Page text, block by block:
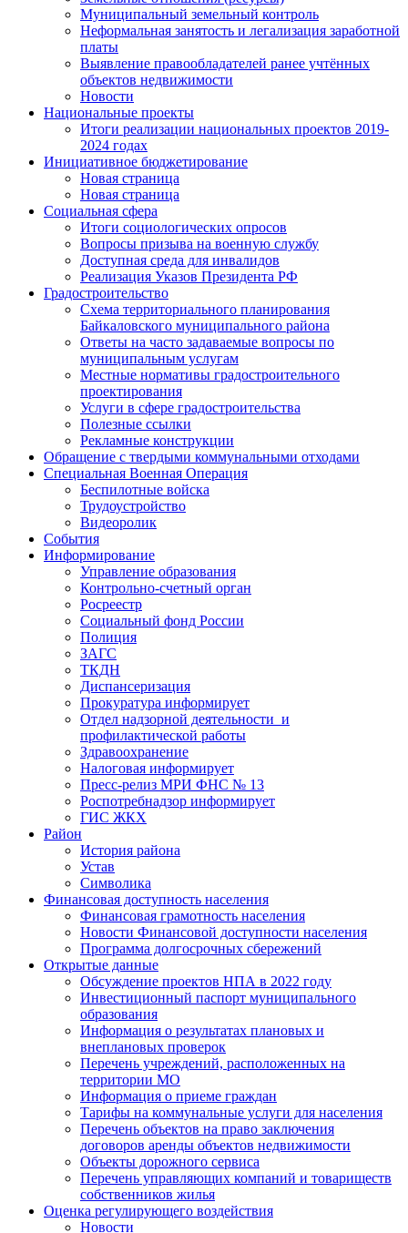
Муниципальный земельный контроль
Неформальная занятость и легализация заработной
платы
Выявление правообладателей ранее учтённых
объектов недвижимости
Новости
Национальные проекты
Итоги реализации национальных проектов 2019-
2024 годах
Инициативное бюджетирование
Новая страница
Новая страница
Социальная сфера
Итоги социологических опросов
Вопросы призыва на военную службу
Доступная среда для инвалидов
Реализация Указов Президента РФ
Градостроительство
Схема территориального планирования
Байкаловского муниципального района
Ответы на часто задаваемые вопросы по
муниципальным услугам
Местные нормативы градостроительного
проектирования
Услуги в сфере градостроительства
Полезные ссылки
Рекламные конструкции
Обращение с твердыми коммунальными отходами
Специальная Военная Операция
Беспилотные войска
Трудоустройство
Видеоролик
События
Информирование
Управление образования
Контрольно-счетный орган
Росреестр
Социальный фонд России
Полиция
ЗАГС
ТКДН
Диспансеризация
Прокуратура информирует
Отдел надзорной деятельности и
профилактической работы
Здравоохранение
Налоговая информирует
Пресс-релиз МРИ ФНС № 13
Роспотребнадзор информирует
ГИС ЖКХ
Район
История района
Устав
Символика
Финансовая доступность населения
Финансовая грамотность населения
Новости Финансовой доступности населения
Программа долгосрочных сбережений
Открытые данные
Обсуждение проектов НПА в 2022 году
Инвестиционный паспорт муниципального
образования
Информация о результатах плановых и
внеплановых проверок
Перечень учреждений, расположенных на
территории МО
Информация о приеме граждан
Тарифы на коммунальные услуги для населения
Перечень объектов на право заключения
договоров аренды объектов недвижимости
Объекты дорожного сервиса
Перечень управляющих компаний и товариществ
собственников жилья
Оценка регулирующего воздействия
Новости